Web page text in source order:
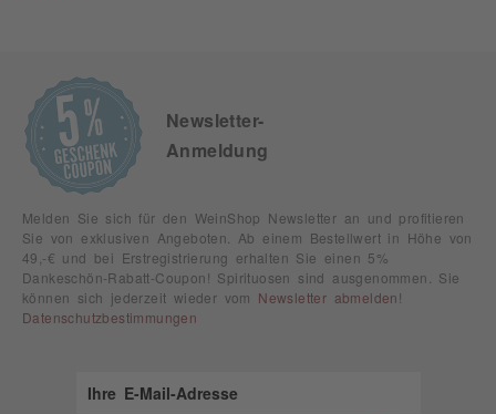
Newsletter-
Anmeldung
Melden Sie sich für den WeinShop Newsletter an und profitieren
Sie von exklusiven Angeboten. Ab einem Bestellwert in Höhe von
49,-€ und bei Erstregistrierung erhalten Sie einen 5%
Dankeschön-Rabatt-Coupon! Spirituosen sind ausgenommen. Sie
können sich jederzeit wieder vom Newsletter abmelden !
Datenschutzbestimmungen